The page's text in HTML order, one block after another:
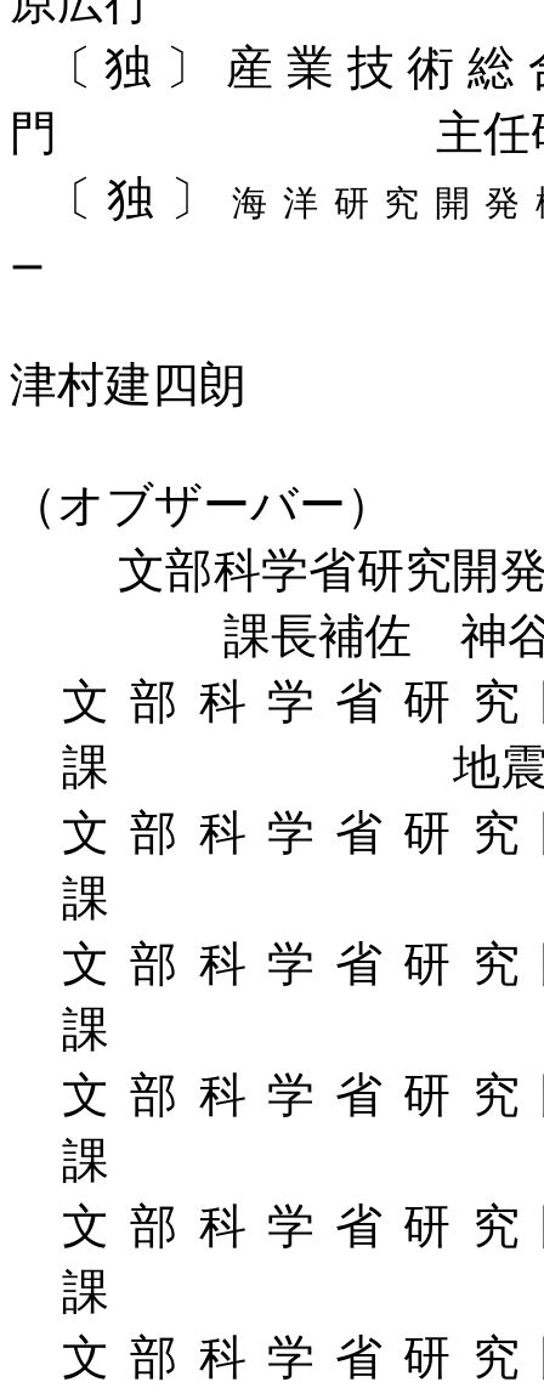
〔独〕産業技術
門 主任研究
〔独〕海洋研究開
ー
津村建四朗
（オブザーバー）
文部科学省研究開発
課長補佐 神
文部科学省研
課
地
文部科学省研
課
文部科学省研
課
文部科学省研
課
文部科学省研
課
文部科学省研